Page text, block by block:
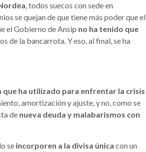
, todos suecos con sede en
se quejan de que tiene más poder que el
el Gobierno de Ansip no ha tenido que
de la bancarrota. Y eso, al final, se ha
que ha utilizado para enfrentar la crisis
amortización y ajuste, y no, como se
de nueva deuda y malabarismos con
se incorporen a la divisa única con un